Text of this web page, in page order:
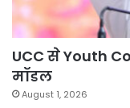
UCC से Youth
मॉडल
August 1, 2026